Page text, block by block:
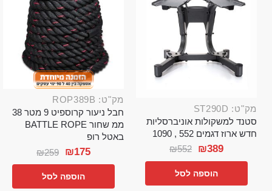
מק"ט: ST290D
סטנד למשקולות אוניברסליות
חדש ארוז דגמים 552 , 1090
₪552 ₪389
הוספה לסל
מק"ט: ROP389B
חבל ניעור קרוספיט 9 מטר 38
ממ שחור BATTLE ROPE
באטל רופ
₪259 ₪175
הוספה לסל